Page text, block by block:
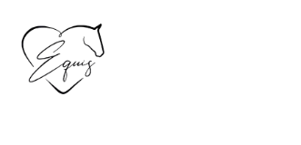
Przejdź do treści głównej
Przejdź do wyszukiwarki
Przejdź do moje konto
Przejdź do menu głównego
Przejdź do stopki